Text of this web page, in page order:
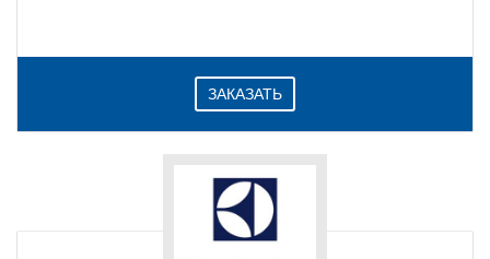
ЗАКАЗАТЬ